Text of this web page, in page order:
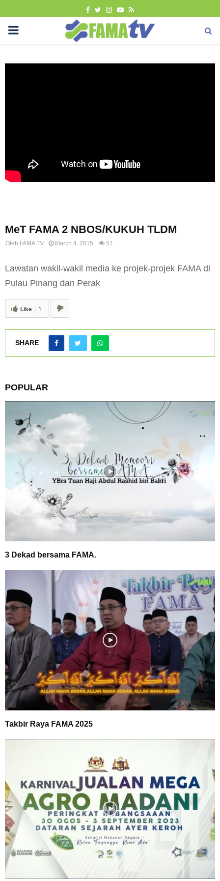
FACEBOOK
TWITTER
INSTAGRAM
YOUTUBE
RSS
PRIMARY
MeT FAMA 2 NBOS/KUKUH TLDM
Oleh FAMA TV March 4, 2015 51
Lawatan wakil-wakil media ke projek-projek FAMA di
Pulau Pinang dan Perak
Like 1
SHARE
POPULAR
3 Dekad bersama FAMA.
Takbir Raya FAMA 2025